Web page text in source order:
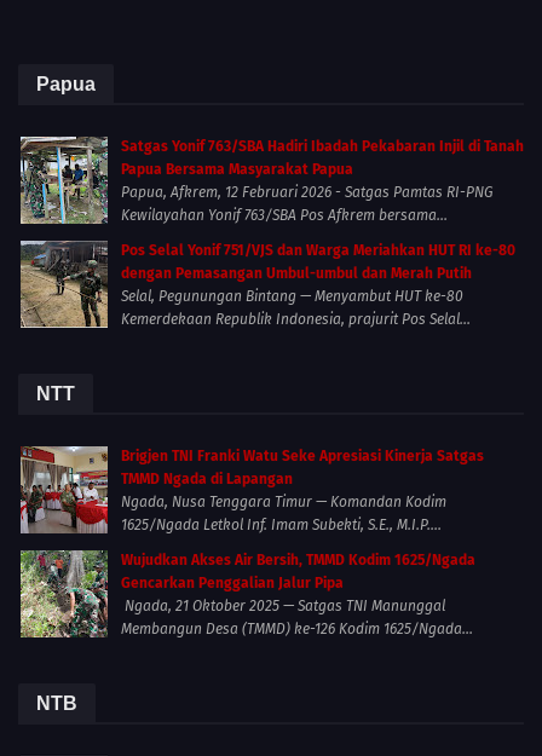
Papua
Satgas Yonif 763/SBA Hadiri Ibadah Pekabaran Injil di Tanah
Papua Bersama Masyarakat Papua
Papua, Afkrem, 12 Februari 2026 - Satgas Pamtas RI-PNG
Kewilayahan Yonif 763/SBA Pos Afkrem bersama...
Pos Selal Yonif 751/VJS dan Warga Meriahkan HUT RI ke-80
dengan Pemasangan Umbul-umbul dan Merah Putih
Selal, Pegunungan Bintang — Menyambut HUT ke-80
Kemerdekaan Republik Indonesia, prajurit Pos Selal...
NTT
Brigjen TNI Franki Watu Seke Apresiasi Kinerja Satgas
TMMD Ngada di Lapangan
Ngada, Nusa Tenggara Timur — Komandan Kodim
1625/Ngada Letkol Inf. Imam Subekti, S.E., M.I.P....
Wujudkan Akses Air Bersih, TMMD Kodim 1625/Ngada
Gencarkan Penggalian Jalur Pipa
Ngada, 21 Oktober 2025 — Satgas TNI Manunggal
Membangun Desa (TMMD) ke-126 Kodim 1625/Ngada...
NTB